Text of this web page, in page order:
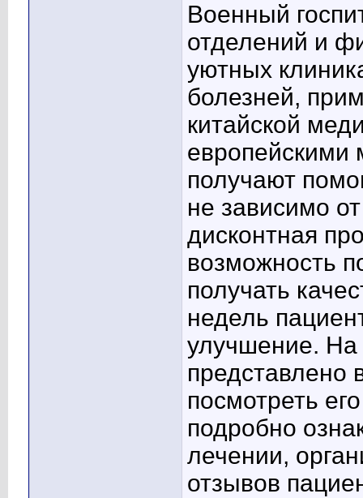
Военный
отделений и
уютных
болезней,
китайской
получают
не зависимо
дисконтная
возможность
получать
недель
улучшение.
представлено
посмотреть
подробно
лечении,
отзывов